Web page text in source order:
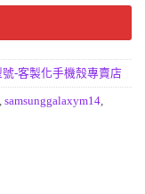
-客製化手機殼專賣店
, samsunggalaxym14,